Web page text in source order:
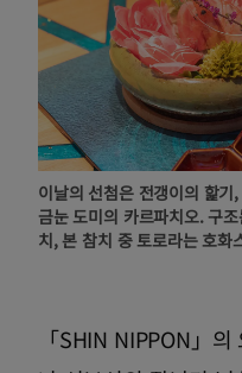
이날의 선첨은 전갱이의 핥
금눈 도미의 카르파치오. 구
치, 본 참치 중 토로라는 호화
「SHIN NIPPON」